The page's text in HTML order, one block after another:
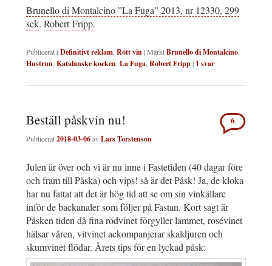
Brunello di Montalcino ”La Fuga” 2013, nr 12330, 299
sek. Robert Fripp.
Publicerat i Definitivt reklam Rött vin|MärktBrunello di Montalcino
Hustrun Katalanske kocken La Fuga Robert Fripp| 1 svar
Beställ påskvin nu!
Publicerat2018-03-06avLars Torstenson
6
Julen är över och vi är nu inne i Fastetiden (40 dagar före
och fram till Påska) och vips! så är det Påsk! Ja, de kloka
har nu fattat att det är hög tid att se om sin vinkällare
inför de backanaler som följer på Fastan. Kort sagt är
Påsken tiden då fina rödvinet förgyller lammet, rosévinet
hälsar våren, vitvinet ackompanjerar skaldjuren och
skumvinet flödar. Årets tips för en lyckad påsk: